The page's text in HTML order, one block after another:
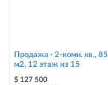
Продажа · 2-комн. кв., 85
м2, 12 этаж из 15
$ 127 500